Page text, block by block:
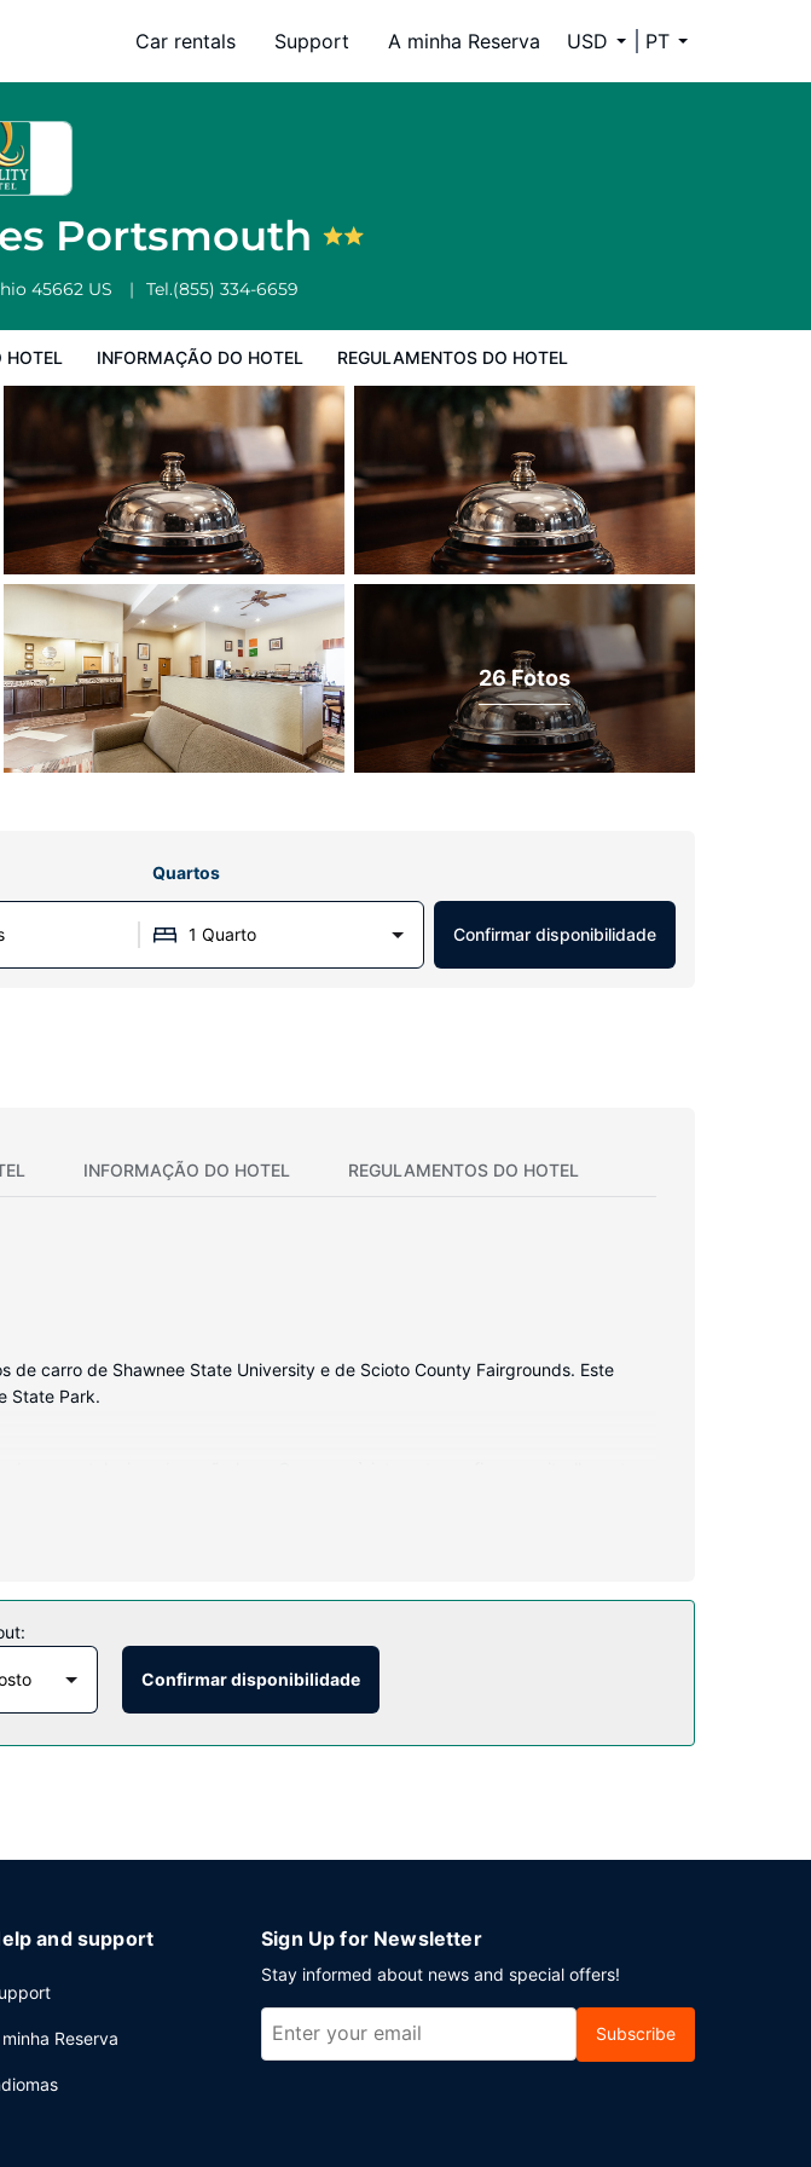
Car rentals Support A minha Reserva USD PT
Portsmouth
45662 US Tel.(855) 334-6659
HOTEL INFORMAÇÃO DO HOTEL REGULAMENTOS DO HOTEL
Regulamentos do Hotel
26 Fotos
Quartos
1 Quarto Confirmar disponibilidade
INFORMAÇÃO DO HOTEL REGULAMENTOS DO HOTEL
de carro de Shawnee State University e de Scioto County Fairgrounds. Este
State Park.
de banho privativas dispõem de uma combinação polibã/banheira, artigos
servido diariamente entre as 6:00 e as 9:30.
Confirmar disponibilidade
and support
Reserva
Sign Up for Newsletter
Stay informed about news and special offers!
Subscribe